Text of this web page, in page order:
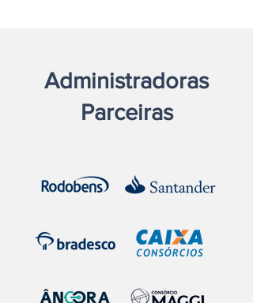
Administradoras
Parceiras